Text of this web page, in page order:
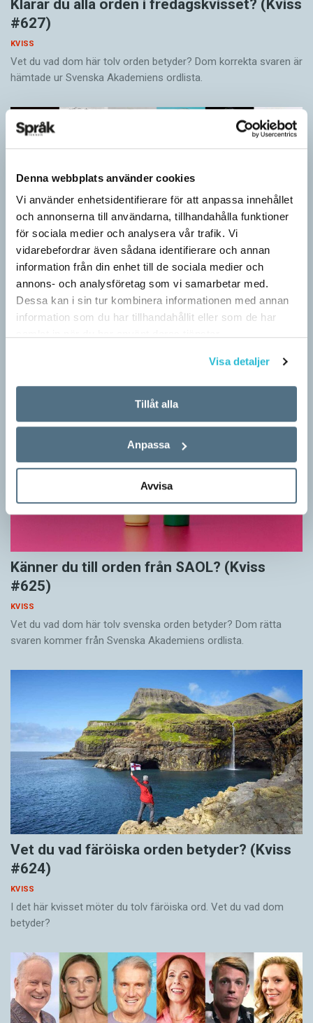
Denna webbplats använder cookies
Vi använder enhetsidentifierare för att anpassa innehållet
och annonserna till användarna, tillhandahålla funktioner
för sociala medier och analysera vår trafik. Vi
vidarebefordrar även sådana identifierare och annan
information från din enhet till de sociala medier och
annons- och analysföretag som vi samarbetar med.
Dessa kan i sin tur kombinera informationen med annan
information som du har tillhandahållit eller som de har
Visa detaljer
Tillåt alla
Anpassa
Avvisa
Klarar du alla orden i fredagskvisset? (Kviss
#627)
KVISS
Vet du vad dom här tolv orden betyder? Dom korrekta svaren är
hämtade ur Svenska Akademiens ordlista.
Vilket språk är detta? (Kviss #626)
författare på tolv olika språk hämtade från Wikipedia. Men vilka
Känner du till orden från SAOL? (Kviss
#625)
KVISS
Vet du vad dom här tolv svenska orden betyder? Dom rätta
svaren kommer från Svenska Akademiens ordlista.
Vet du vad färöiska orden betyder? (Kviss
#624)
KVISS
I det här kvisset möter du tolv färöiska ord. Vet du vad dom
betyder?